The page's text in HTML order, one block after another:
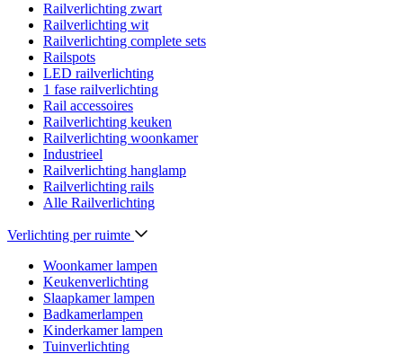
Railverlichting zwart
Railverlichting wit
Railverlichting complete sets
Railspots
LED railverlichting
1 fase railverlichting
Rail accessoires
Railverlichting keuken
Railverlichting woonkamer
Industrieel
Railverlichting hanglamp
Railverlichting rails
Alle Railverlichting
Verlichting per ruimte
Woonkamer lampen
Keukenverlichting
Slaapkamer lampen
Badkamerlampen
Kinderkamer lampen
Tuinverlichting